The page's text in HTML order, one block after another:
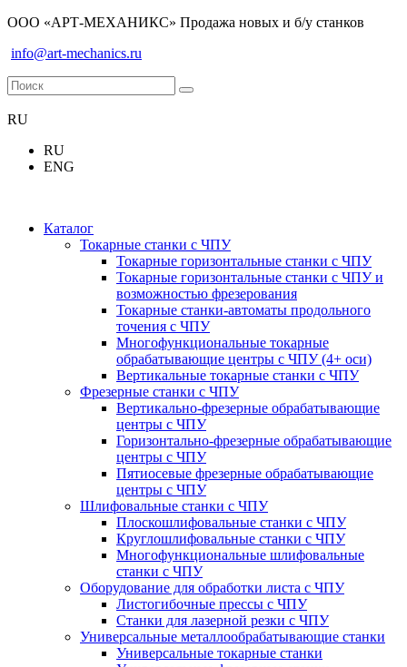
ООО «АРТ-МЕХАНИКС» Продажа новых и б/у станков
info@art-mechanics.ru
RU
RU
ENG
Каталог
Токарные станки с ЧПУ
Токарные горизонтальные станки с ЧПУ
Токарные горизонтальные станки с ЧПУ и
возможностью фрезерования
Токарные станки-автоматы продольного
точения с ЧПУ
Многофункциональные токарные
обрабатывающие центры с ЧПУ (4+ оси)
Вертикальные токарные станки с ЧПУ
Фрезерные станки с ЧПУ
Вертикально-фрезерные обрабатывающие
центры с ЧПУ
Горизонтально-фрезерные обрабатывающие
центры с ЧПУ
Пятиосевые фрезерные обрабатывающие
центры с ЧПУ
Шлифовальные станки с ЧПУ
Плоскошлифовальные станки с ЧПУ
Круглошлифовальные станки с ЧПУ
Многофункциональные шлифовальные
станки с ЧПУ
Оборудование для обработки листа с ЧПУ
Листогибочные прессы с ЧПУ
Станки для лазерной резки с ЧПУ
Универсальные металлообрабатывающие станки
Универсальные токарные станки